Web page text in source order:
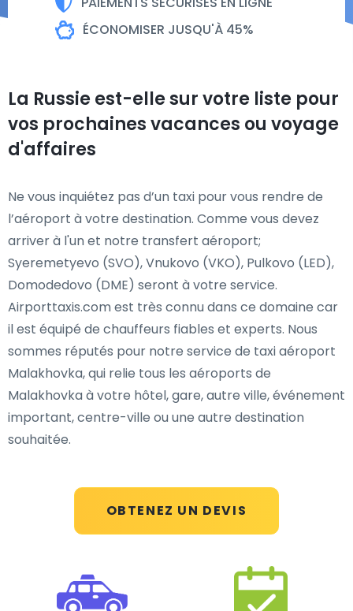
ÉCONOMISER JUSQU'À 45%
OBTENEZ UN DEVIS
La Russie est-elle sur votre liste pour
vos prochaines vacances ou voyage
d'affaires
Ne vous inquiétez pas d’un taxi pour vous rendre de
l’aéroport à votre destination. Comme vous devez
arriver à l'un et notre transfert aéroport;
Syeremetyevo (SVO), Vnukovo (VKO), Pulkovo (LED),
Domodedovo (DME) seront à votre service.
Airporttaxis.com est très connu dans ce domaine car
il est équipé de chauffeurs fiables et experts. Nous
sommes réputés pour notre service de taxi aéroport
Malakhovka, qui relie tous les aéroports de
Malakhovka à votre hôtel, gare, autre ville, événement
important, centre-ville ou une autre destination
souhaitée.